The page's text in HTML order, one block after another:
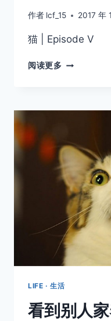
作者 lcf_15 2017 年
猫 | Episode V
阅读更多 [11012]
V
LIFE · 生活
看到别人